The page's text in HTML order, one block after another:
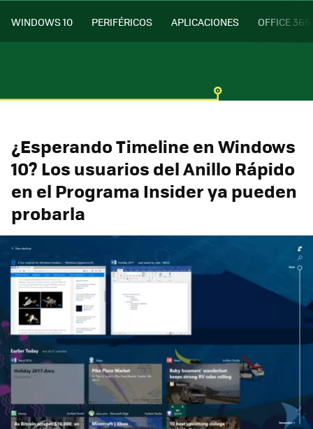
WINDOWS 10 PERIFÉRICOS APLICACIONES OFFICE 365
¿Esperando Timeline en Windows
10? Los usuarios del Anillo Rápido
en el Programa Insider ya pueden
probarla